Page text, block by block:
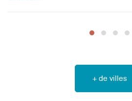
+ de villes